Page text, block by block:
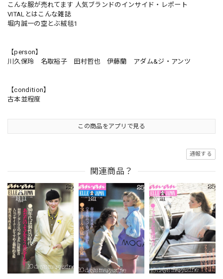
こんな服が売れてます 人気ブランドのインサイド・レポート
VITALとはこんな雑誌
堀内誠一の空とぶ絨毯1
【person】
川久保玲 名取裕子 田村哲也 伊藤蘭 アダム&ジ・アンツ
【condition】
古本並程度
この商品をアプリで見る
通報する
関連商品？